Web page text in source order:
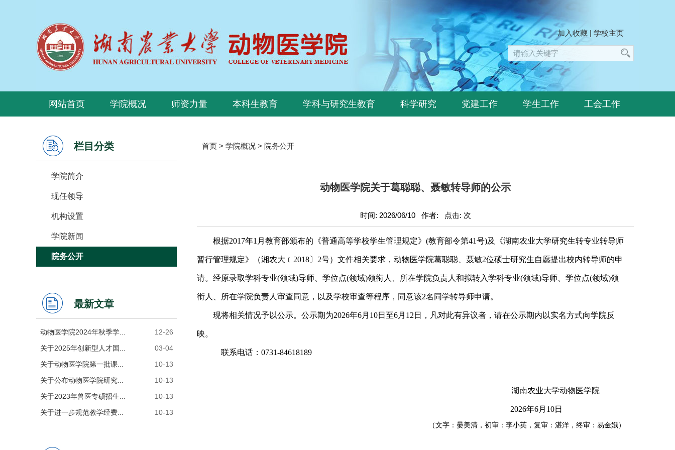
加入收藏 | 学校主页
网站首页 学院概况 师资力量 本科生教育 学科与研究生教育 科学研究 党建工作 学生工作 工会工作
栏目分类
学院简介
现任领导
机构设置
学院新闻
院务公开
最新文章
12-26
动物医学院2024年秋季学...
03-04
关于2025年创新型人才国...
10-13
关于动物医学院第一批课...
10-13
关于公布动物医学院研究...
10-13
关于2023年兽医专硕招生...
10-13
关于进一步规范教学经费...
首页 > 学院概况 > 院务公开
动物医学院关于葛聪聪、聂敏转导师的公示
时间: 2026/06/10 作者: 点击: 次
根据2017年1月教育部颁布的《普通高等学校学生管理规定》(教育部令第41号)及《湖南农业大学研究生转专业转导师
暂行管理规定》（湘农大 ﹝ 2018〕 2号）文件相关要求，动物医学院葛聪聪、聂敏2位硕士研究生自愿提出校内转导师的申
请。 经原录取学科专业(领域)导师、学位点(领域)领衔人、所在学院负责人和拟转入学科专业(领域)导师、学位点(领域)领
衔人、所在学院负责人审查同意，以及学校审查等程序，同意该2名同学转导师申请。
现将相关情况予以公示。 公示期为2026年6月10日至6月12日，凡对此有异议者，请在公示期内以实名方式向学院反
映。
联系电话：0731-84618189
湖南农业大学动物医学院
2026年6月10日
（文字：晏美清，初审：李小英，复审：湛洋，终审：易金娥）